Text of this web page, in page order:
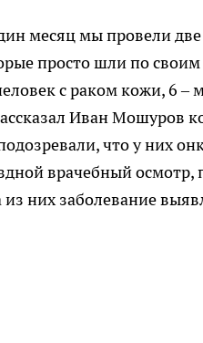
месяц мы провели
просто шли по
с раком кожи, 6 –
Иван Мошуров
что у них
врачебный осмотр,
них заболевание